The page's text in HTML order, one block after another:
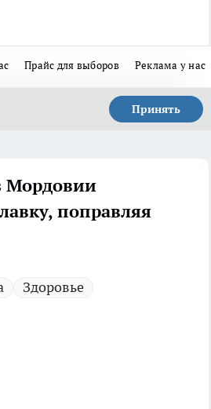
Прайс для выборов Реклама у нас
Принять
Мордовии
поправляя
Здоровье